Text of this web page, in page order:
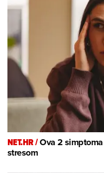
NET.HR /Ova 2
stresom